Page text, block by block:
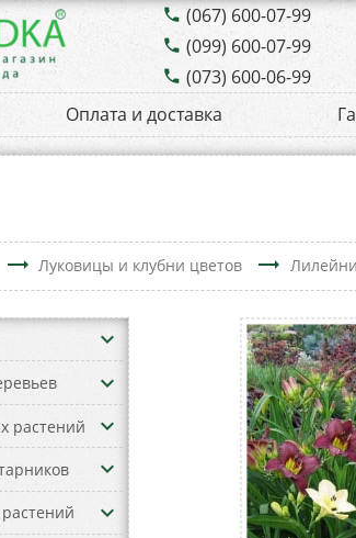
phone (067) 600-07-99
phone (099) 600-07-99
phone (073) 600-06-99
Оплата и доставка
trending_flat Луковицы и клубни цветов trending_flat
keyboard_arrow_down
keyboard_arrow_down
растений keyboard_arrow_down
keyboard_arrow_down
keyboard_arrow_down